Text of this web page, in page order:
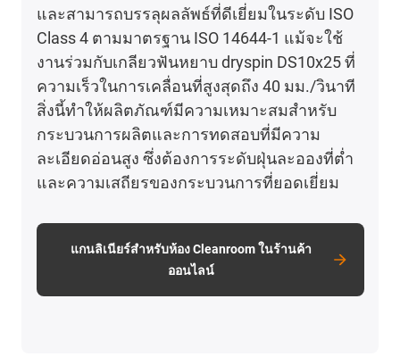
และสามารถบรรลุผลลัพธ์ที่ดีเยี่ยมในระดับ ISO
Class 4 ตามมาตรฐาน ISO 14644-1 แม้จะใช้
งานร่วมกับเกลียวฟันหยาบ dryspin DS10x25 ที่
ความเร็วในการเคลื่อนที่สูงสุดถึง 40 มม./วินาที
สิ่งนี้ทำให้ผลิตภัณฑ์มีความเหมาะสมสำหรับ
กระบวนการผลิตและการทดสอบที่มีความ
ละเอียดอ่อนสูง ซึ่งต้องการระดับฝุ่นละอองที่ต่ำ
และความเสถียรของกระบวนการที่ยอดเยี่ยม
แกนลิเนียร์สำหรับห้อง Cleanroom ในร้านค้า
ออนไลน์